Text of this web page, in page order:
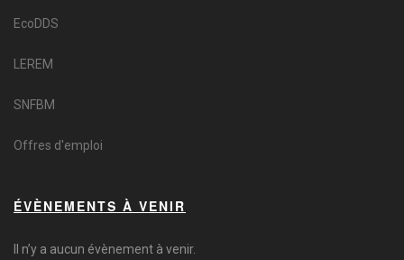
EcoDDS
LEREM
SNFBM
Offres d'emploi
ÉVÈNEMENTS À VENIR
Il n’y a aucun évènement à venir.